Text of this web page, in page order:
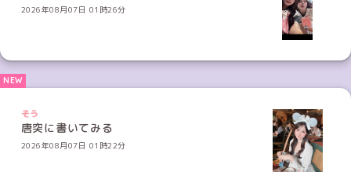
2026年08月07日 01時26分
そう
唐突に書いてみる
2026年08月07日 01時22分